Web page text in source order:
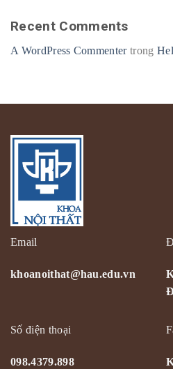
Recent Comments
A WordPress Commentertrong
Email
khoanoithat@hau.edu.vn
Số điện thoại
098.4379.898